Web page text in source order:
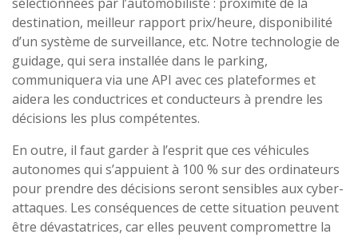
destination, meilleur rapport prix/heure, disponibilité
d’un système de surveillance, etc. Notre technologie de
guidage, qui sera installée dans le parking,
communiquera via une API avec ces plateformes et
aidera les conductrices et conducteurs à prendre les
décisions les plus compétentes.
En outre, il faut garder à l’esprit que ces véhicules
autonomes qui s’appuient à 100 % sur des ordinateurs
pour prendre des décisions seront sensibles aux cyber-
attaques. Les conséquences de cette situation peuvent
être dévastatrices, car elles peuvent compromettre la